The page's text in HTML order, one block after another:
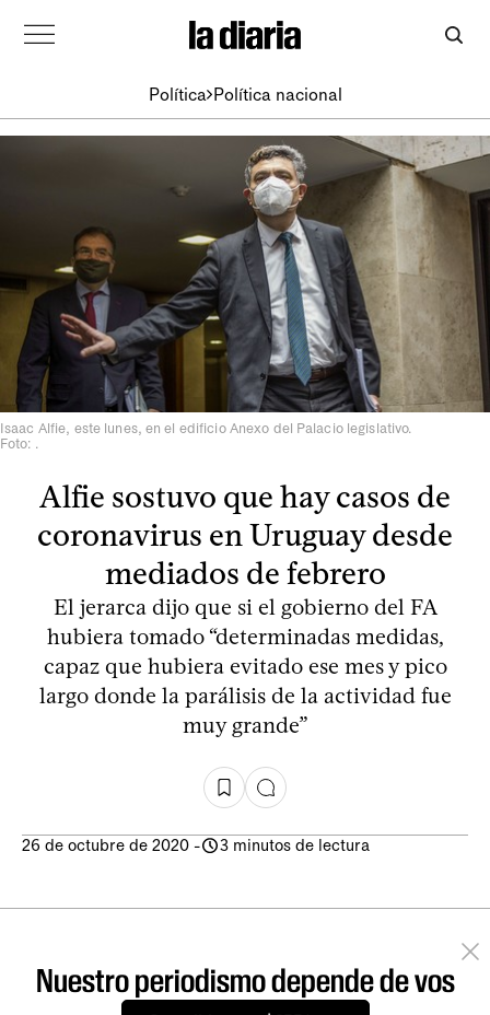
Política Política nacional
Isaac Alfie, este lunes, en el edificio Anexo del Palacio legislativo.
Foto: .
Alfie sostuvo que hay casos de
coronavirus en Uruguay desde
mediados de febrero
El jerarca dijo que si el gobierno del FA
hubiera tomado “determinadas medidas,
capaz que hubiera evitado ese mes y pico
largo donde la parálisis de la actividad fue
muy grande”
26 de octubre de 2020 - 3 minutos de lectura
Nuestro periodismo depende de vos